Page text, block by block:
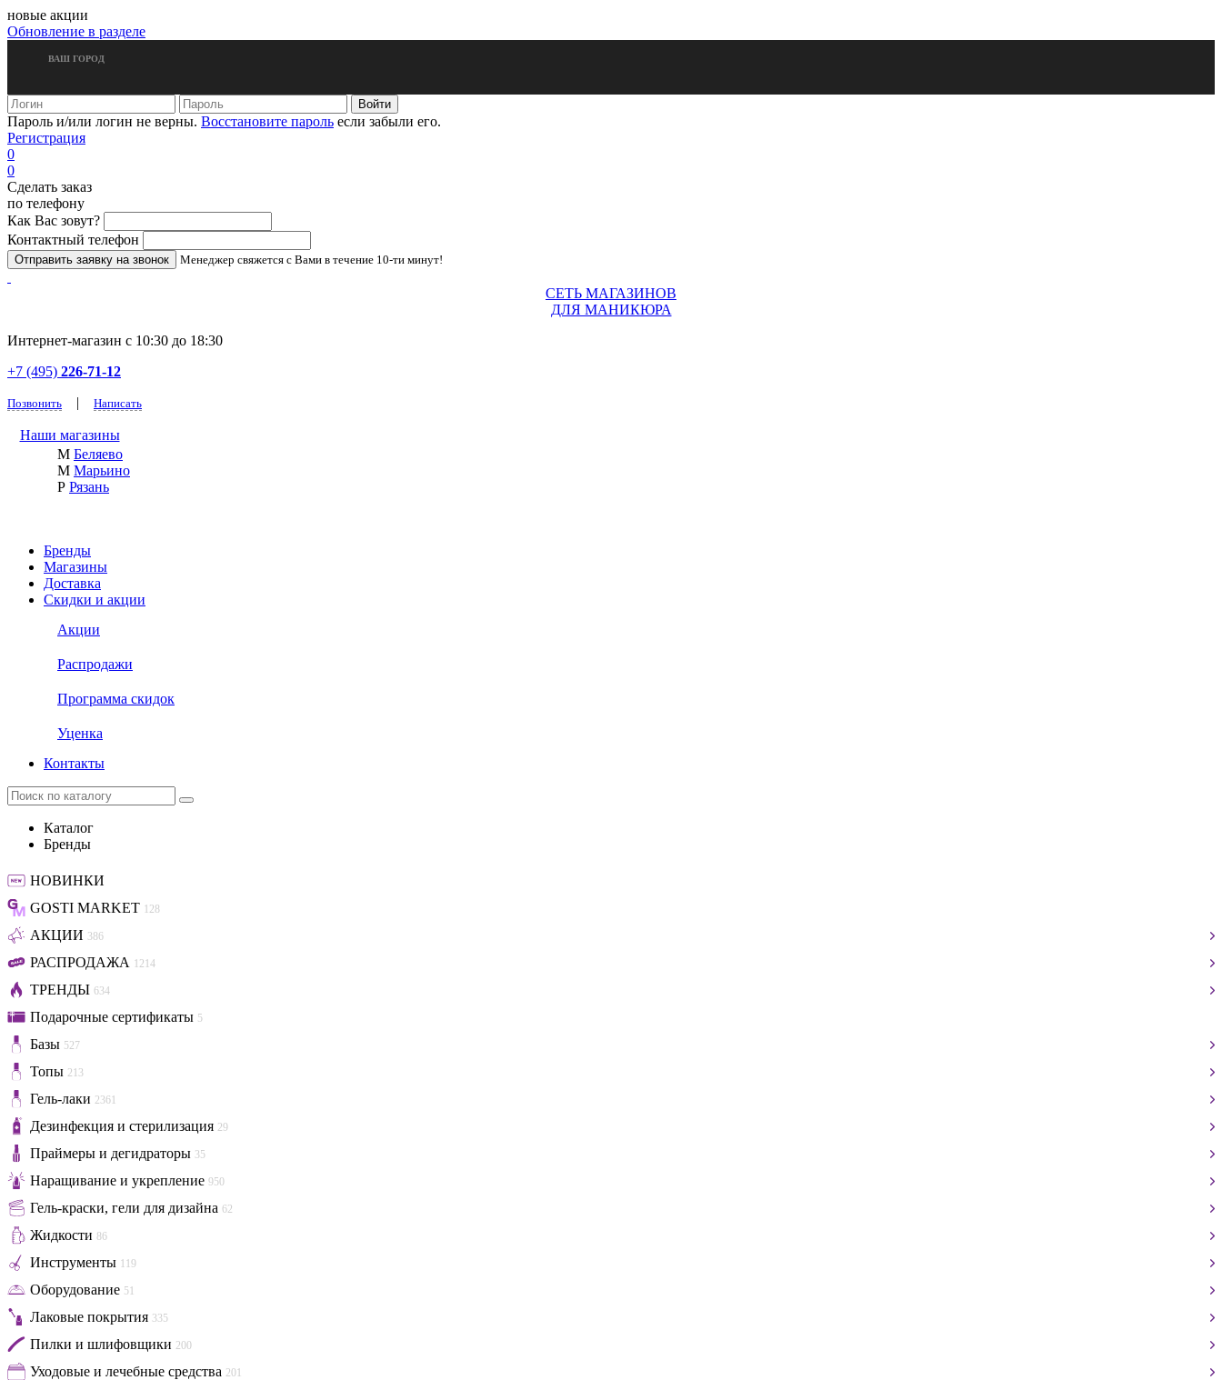
новые акции
Обновление в разделе
ВАШ ГОРОД
Пароль и/или логин не верны. Восстановите пароль если забыли его.
Регистрация
0
0
Сделать заказ
по телефону
Как Вас зовут?
Контактный телефон
Менеджер свяжется с Вами в течение 10-ти минут!
СЕТЬ МАГАЗИНОВ
ДЛЯ МАНИКЮРА
Интернет-магазин с 10:30 до 18:30
+7 (495) 226-71-12
Позвонить | Написать
Наши магазины
М Беляево
М Марьино
Р Рязань
Бренды
Магазины
Доставка
Скидки и акции
Акции
Распродажи
Программа скидок
Уценка
Контакты
Каталог
Бренды
НОВИНКИ
GOSTI MARKET 128
АКЦИИ 386
РАСПРОДАЖА 1214
ТРЕНДЫ 634
Подарочные сертификаты 5
Базы 527
Топы 213
Гель-лаки 2361
Дезинфекция и стерилизация 29
Праймеры и дегидраторы 35
Наращивание и укрепление 950
Гель-краски, гели для дизайна 62
Жидкости 86
Инструменты 119
Оборудование 51
Лаковые покрытия 335
Пилки и шлифовщики 200
Уходовые и лечебные средства 201